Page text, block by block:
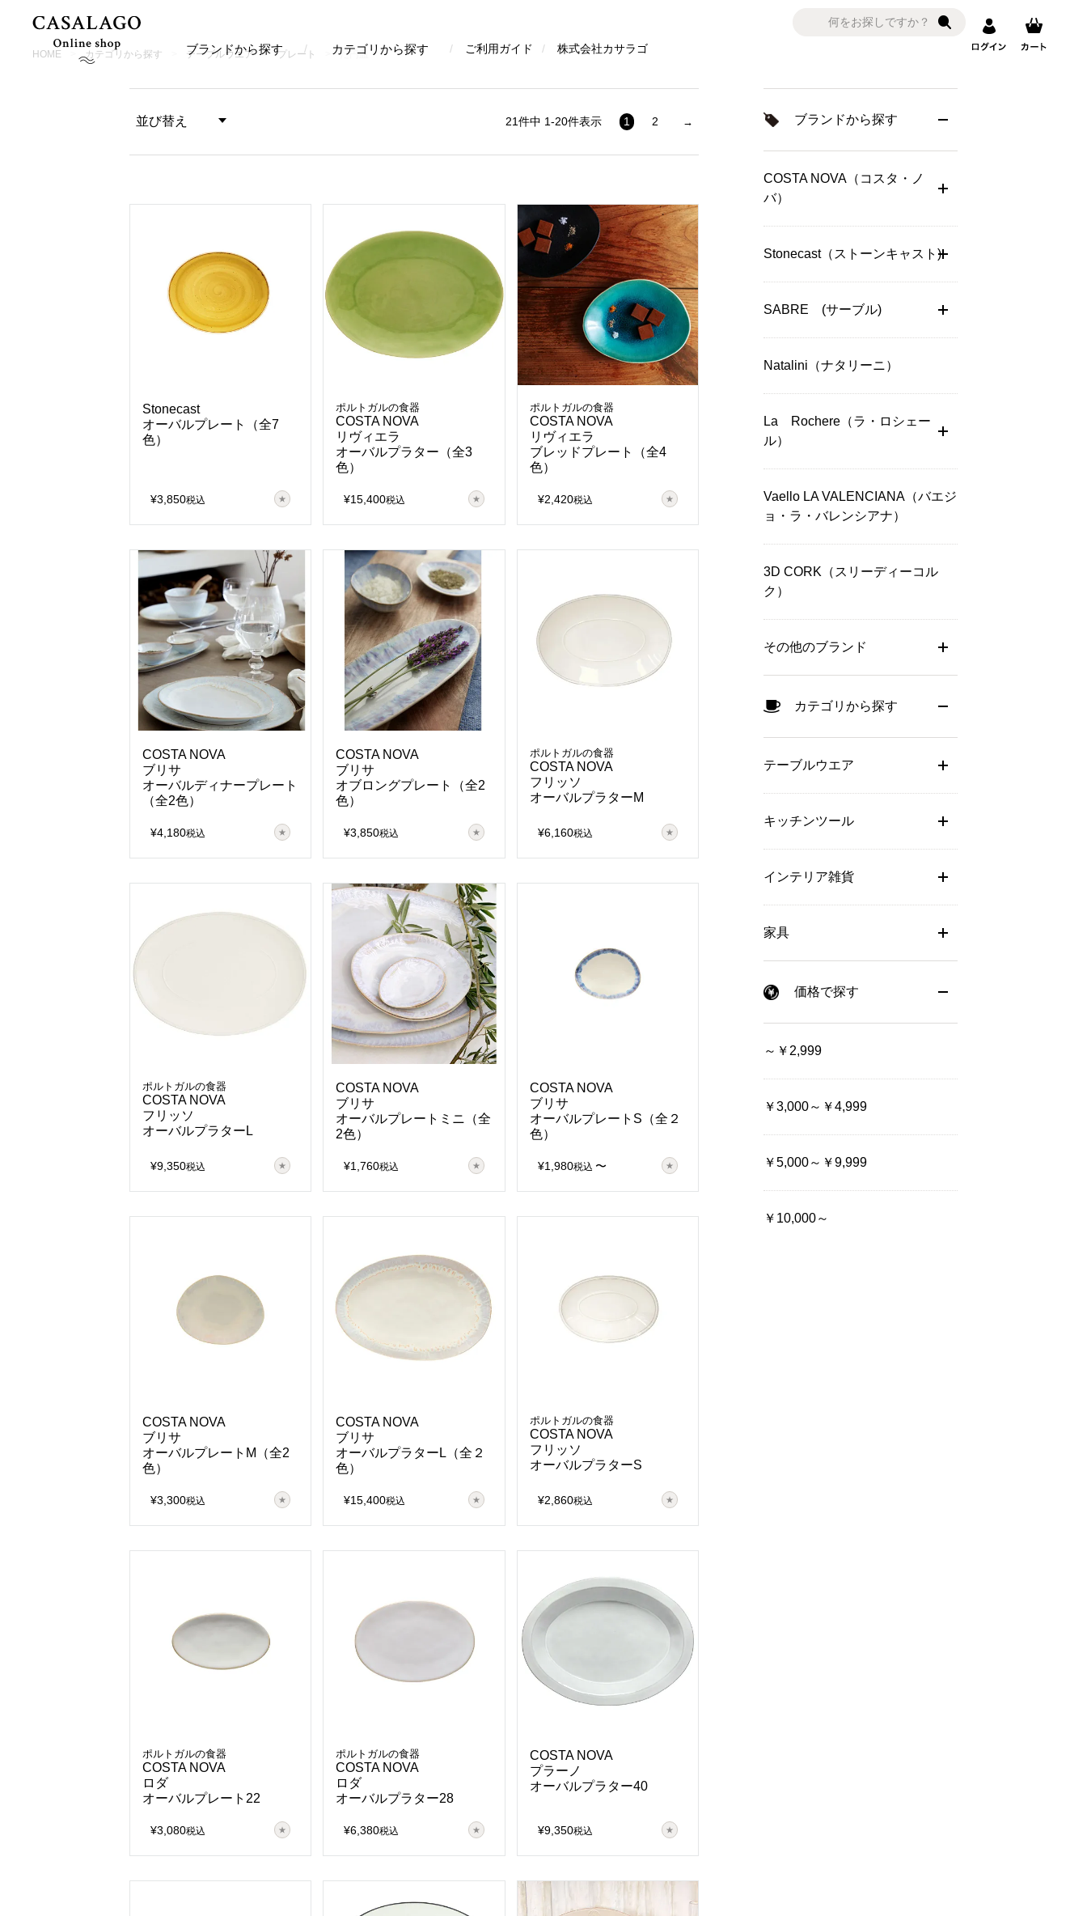
ブランドから探す カテゴリから探す ご利用ガイド 株式会社カサラゴ
HOME カテゴリから探す テーブルウエア プレート だ円皿
並び替え
21件中 1-20件表示 1 2
Stonecast
オーバルプレート（全7
色）
¥3,850税込
ポルトガルの食器
COSTA NOVA
リヴィエラ
オーバルプラター（全3
色）
¥15,400税込
ポルトガルの食器
COSTA NOVA
リヴィエラ
ブレッドプレート（全4
色）
¥2,420税込
COSTA NOVA
ブリサ
オーバルディナープレート
（全2色）
¥4,180税込
COSTA NOVA
ブリサ
オブロングプレート（全2
色）
¥3,850税込
ポルトガルの食器
COSTA NOVA
フリッソ
オーバルプラターM
¥6,160税込
ポルトガルの食器
COSTA NOVA
フリッソ
オーバルプラターL
¥9,350税込
COSTA NOVA
ブリサ
オーバルプレートミニ（全
2色）
¥1,760税込
COSTA NOVA
ブリサ
オーバルプレートS（全２
色）
¥1,980税込 〜
COSTA NOVA
ブリサ
オーバルプレートM（全2
色）
¥3,300税込
COSTA NOVA
ブリサ
オーバルプラターL（全２
色）
¥15,400税込
ポルトガルの食器
COSTA NOVA
フリッソ
オーバルプラターS
¥2,860税込
ポルトガルの食器
COSTA NOVA
ロダ
オーバルプレート22
¥3,080税込
ポルトガルの食器
COSTA NOVA
ロダ
オーバルプラター28
¥6,380税込
COSTA NOVA
プラーノ
オーバルプラター40
¥9,350税込
ブランドから探す
COSTA NOVA（コスタ・ノ
バ）
Stonecast（ストーンキャスト)
SABRE (サーブル)
Natalini（ナタリーニ）
La Rochere（ラ・ロシェー
ル）
Vaello LA VALENCIANA（バエジ
ョ・ラ・バレンシアナ）
3D CORK（スリーディーコル
ク）
その他のブランド
カテゴリから探す
テーブルウエア
キッチンツール
インテリア雑貨
家具
価格で探す
～￥2,999
￥3,000～￥4,999
￥5,000～￥9,999
￥10,000～